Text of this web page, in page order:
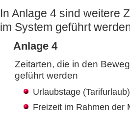
In Anlage 4 sind weitere
im System geführt
Anlage 4
Zeitarten, die in den
geführt werden
Urlaubstage (Tarifurlaub)
Freizeit im Rahmen der